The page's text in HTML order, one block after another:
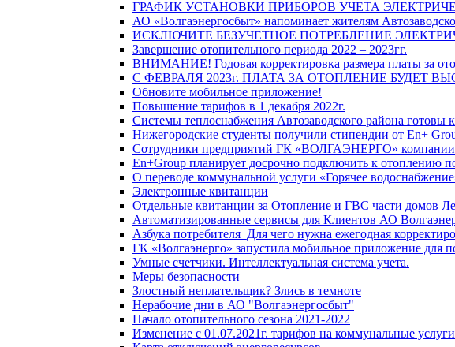
ГРАФИК УСТАНОВКИ ПРИБОРОВ УЧЕТА
АО «Волгаэнергосбыт» напоминает жителям
ИСКЛЮЧИТЕ БЕЗУЧЕТНОЕ ПОТРЕБЛЕНИЕ
Завершение отопительного периода 2022 – 2023гг.
ВНИМАНИЕ! Годовая корректировка размера платы за
С ФЕВРАЛЯ 2023г. ПЛАТА ЗА ОТОПЛЕНИЕ БУДЕТ
Обновите мобильное приложение!
Повышение тарифов в 1 декабря 2022г.
Системы теплоснабжения Автозаводского района готовы
Нижегородские студенты получили стипендии от En+
Сотрудники предприятий ГК «ВОЛГАЭНЕРГО» компании
En+Group планирует досрочно подключить к отоплению
О переводе коммунальной услуги «Горячее
Электронные квитанции
Отдельные квитанции за Отопление и ГВС части домов
Автоматизированные сервисы для Клиентов АО
Азбука потребителя_Для чего нужна ежегодная
ГК «Волгаэнерго» запустила мобильное приложение для
Умные счетчики. Интеллектуальная система учета.
Меры безопасности
Злостный неплательщик? Злись в темноте
Нерабочие дни в АО "Волгаэнергосбыт"
Начало отопительного сезона 2021-2022
Изменение с 01.07.2021г. тарифов на коммунальные услуги